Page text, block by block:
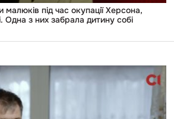
малюків під час окупації Херсона,
Одна з них забрала дитину собі